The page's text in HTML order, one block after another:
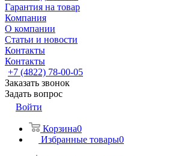
Гарантия на товар
Компания
О компании
Статьи и новости
Контакты
Контакты
+7 (4822) 78-00-05
Заказать звонок
Задать вопрос
Войти
Корзина0
Избранные товары0